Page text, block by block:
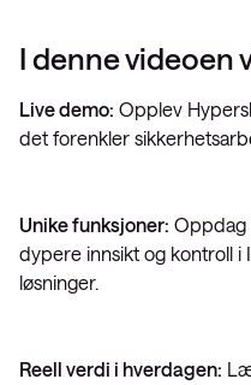
I denne videoen
Live demo: Opplev
det forenkler
Unike funksjoner: Oppdag
dypere innsikt og kontroll i
løsninger.
Reell verdi i hverdagen: